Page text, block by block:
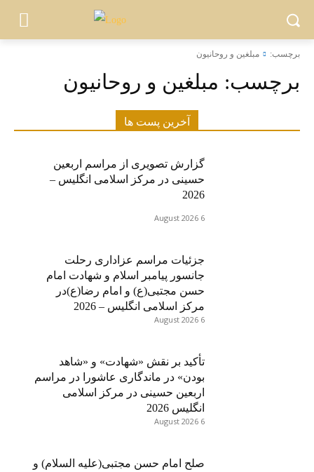
برچسب: مبلغین و روحانیون
برچسب: مبلغین و روحانیون
آخرین پست ها
گزارش تصویری از مراسم اربعین
حسینی در مرکز اسلامی انگلیس –
2026
6 August 2026
جزئیات مراسم عزاداری رحلت
جانسور پیامبر اسلام و شهادت امام
حسن مجتبی(ع) و امام رضا(ع)در
مرکز اسلامی انگلیس – 2026
6 August 2026
تأکید بر نقش «شهادت» و «شاهد
بودن» در ماندگاری عاشورا در مراسم
اربعین حسینی در مرکز اسلامی
انگلیس 2026
6 August 2026
صلح امام حسن مجتبی(علیه السلام) و